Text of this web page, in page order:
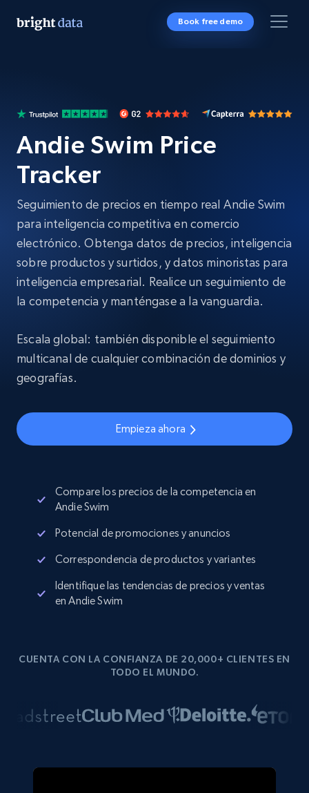
Book free demo
Andie Swim Price
Tracker
Seguimiento de precios en tiempo real Andie Swim
para inteligencia competitiva en comercio
electrónico. Obtenga datos de precios, inteligencia
sobre productos y surtidos, y datos minoristas para
inteligencia empresarial. Realice un seguimiento de
la competencia y manténgase a la vanguardia.
Escala global: también disponible el seguimiento
multicanal de cualquier combinación de dominios y
geografías.
Empieza ahora
Compare los precios de la competencia en
Andie Swim
Potencial de promociones y anuncios
Correspondencia de productos y variantes
Identifique las tendencias de precios y ventas
en Andie Swim
CUENTA CON LA CONFIANZA DE 20,000+ CLIENTES EN
TODO EL MUNDO.